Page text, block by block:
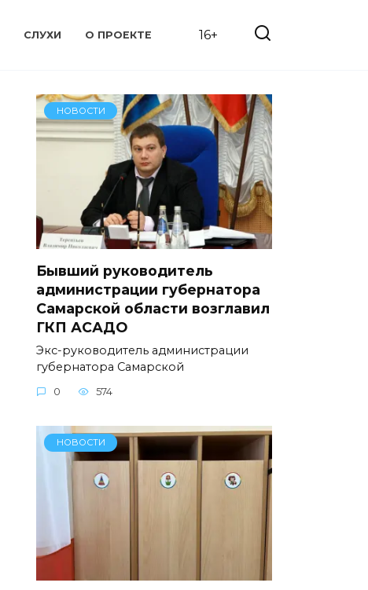
СЛУХИ О ПРОЕКТЕ 16+
НОВОСТИ
Бывший руководитель
администрации губернатора
Самарской области возглавил
ГКП АСАДО
Экс-руководитель администрации
губернатора Самарской
0 574
НОВОСТИ